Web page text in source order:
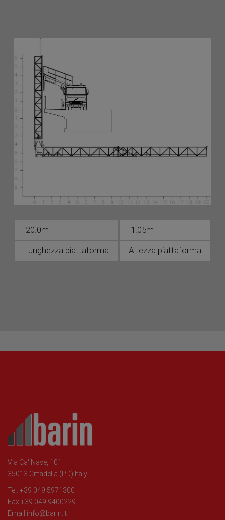
20.0m
Lunghezza piattaforma
1.05m
Altezza piattaforma
Via Ca' Nave, 101
35013 Cittadella (PD) Italy
Tel. +39 049 5971300
Fax +39 049 9400229
Email info@barin.it